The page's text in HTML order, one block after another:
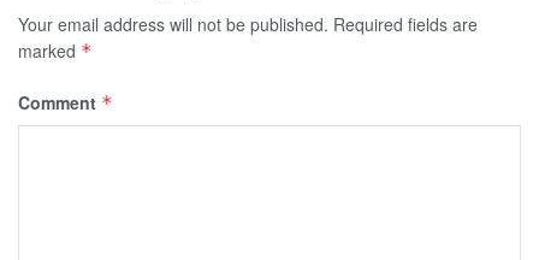
Your email address will not be published. Required fields are
marked *
Comment *